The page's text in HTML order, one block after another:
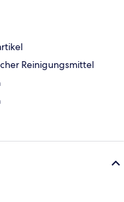
Reinigungsmittel